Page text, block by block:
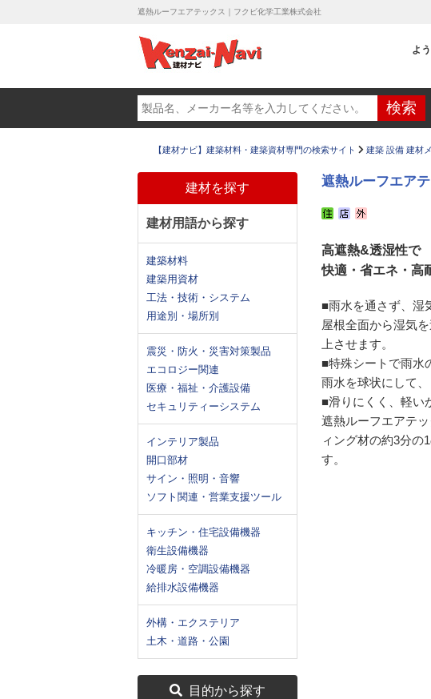
遮熱ルーフエアテックス｜フクビ化学工業株式会社
よ
【建材ナビ】建築材料・建築資材専門の検索サイト 建築 設備 建材
建材を探す
建材用語から探す
建築材料
建築用資材
工法・技術・システム
用途別・場所別
震災・防火・災害対策製品
エコロジー関連
医療・福祉・介護設備
セキュリティーシステム
インテリア製品
開口部材
サイン・照明・音響
ソフト関連・営業支援ツール
キッチン・住宅設備機器
衛生設備機器
冷暖房・空調設備機器
給排水設備機器
外構・エクステリア
土木・道路・公園
目的から探す
遮熱ルーフエア
高遮熱&透湿性で
快適・省エネ・高
■雨水を通さず、湿
屋根全面から湿気
上させます。
■特殊シートで雨水
雨水を球状にして
■滑りにくく、軽い
遮熱ルーフエアテ
ィング材の約3分の
す。